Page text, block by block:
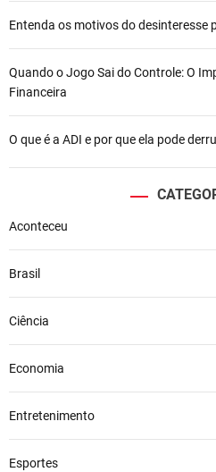
Entenda os motivos do desinteresse
Quando o Jogo Sai do Controle: O
Financeira
O que é a ADI e por que ela pode
Aconteceu
Brasil
Ciência
Economia
Entretenimento
Esportes